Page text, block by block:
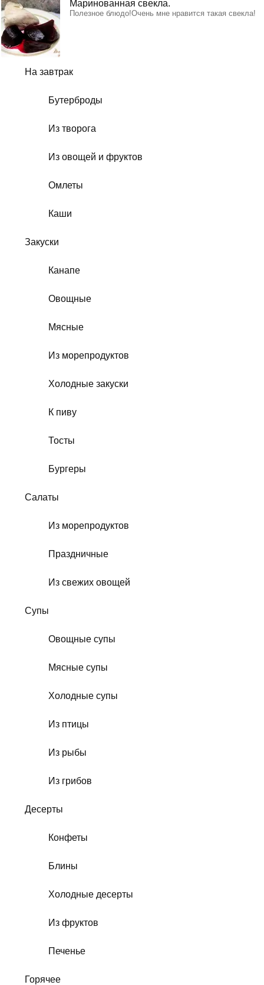
На завтрак
Бутерброды
Из творога
Из овощей и фруктов
Омлеты
Каши
Закуски
Канапе
Овощные
Мясные
Из морепродуктов
Холодные закуски
К пиву
Тосты
Бургеры
Салаты
Из морепродуктов
Праздничные
Из свежих овощей
Супы
Овощные супы
Мясные супы
Холодные супы
Из птицы
Из рыбы
Из грибов
Десерты
Конфеты
Блины
Холодные десерты
Из фруктов
Печенье
Горячее
Маринованная свекла.
Полезное блюдо!Очень мне нравится такая свекла!